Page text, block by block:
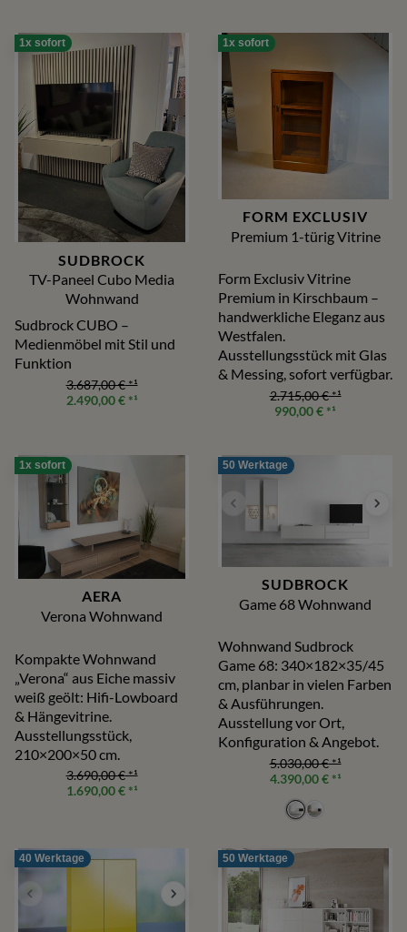
1x sofort
SUDBROCK
TV-Paneel Cubo Media
Wohnwand
Sudbrock CUBO –
Medienmöbel mit Stil und
Funktion
3.687,00 €*¹
2.490,00 €*¹
1x sofort
FORM EXCLUSIV
Premium 1-türig Vitrine
Form Exclusiv Vitrine
Premium in Kirschbaum –
handwerkliche Eleganz aus
Westfalen.
Ausstellungsstück mit Glas
& Messing, sofort verfügbar.
2.715,00 €*¹
990,00 €*¹
1x sofort
AERA
Verona Wohnwand
Kompakte Wohnwand
„Verona“ aus Eiche massiv
weiß geölt: Hifi-Lowboard
& Hängevitrine.
Ausstellungsstück,
210×200×50 cm.
3.690,00 €*¹
1.690,00 €*¹
50 Werktage
SUDBROCK
Game 68 Wohnwand
Wohnwand Sudbrock
Game 68: 340×182×35/45
cm, planbar in vielen Farben
& Ausführungen.
Ausstellung vor Ort,
Konfiguration & Angebot.
5.030,00 €*¹
4.390,00 €*¹
40 Werktage 50 Werktage